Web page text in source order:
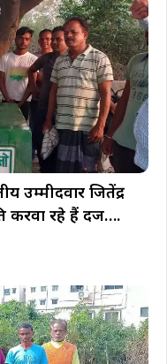
उम्मीदवार जितेंद्र
करवा रहे हैं दर्ज….